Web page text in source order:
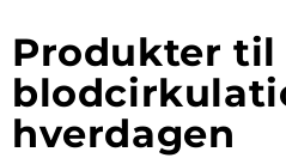
Produkter til
hverdagen